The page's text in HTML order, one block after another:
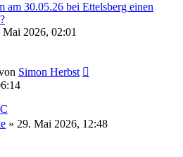
am 30.05.26 bei Ettelsberg einen
Mai 2026, 02:01
Simon Herbst
» 29. Mai 2026, 12:48